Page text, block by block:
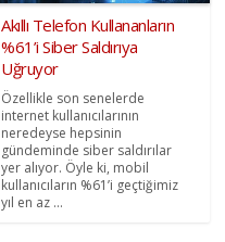
Akıllı Telefon Kullananların
%61’i Siber Saldırıya
Uğruyor
Özellikle son senelerde
internet kullanıcılarının
neredeyse hepsinin
gündeminde siber saldırılar
yer alıyor. Öyle ki, mobil
kullanıcıların %61’i geçtiğimiz
yıl en az ...